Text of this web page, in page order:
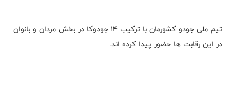
تیم ملی جودو کشورمان با ترکیب ۱۴ جودوکا در بخش مردان و بانوان
در این رقابت ها حضور پیدا کرده اند.